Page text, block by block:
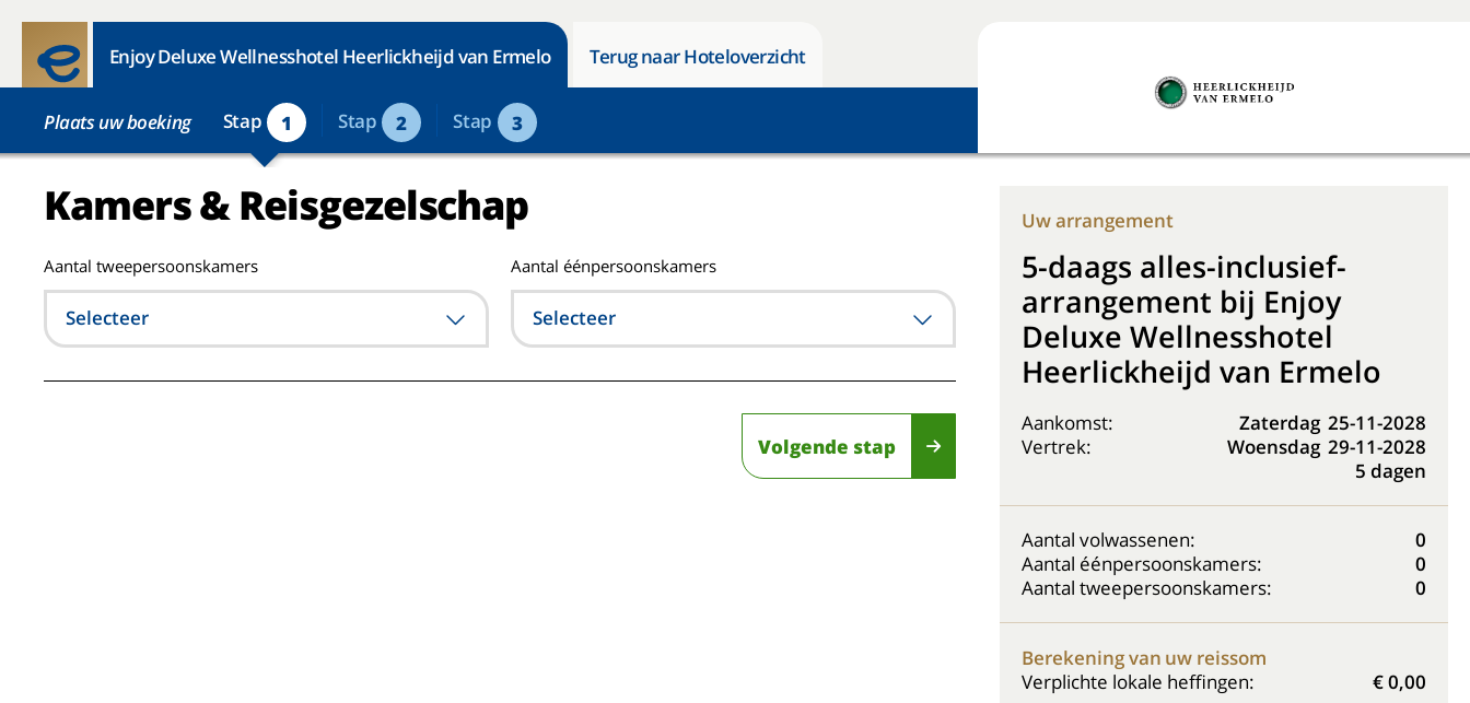
Enjoy Deluxe Wellnesshotel Heerlickheijd van Ermelo Terug naar Hoteloverzicht
Plaats uw boeking Stap 1 Stap 2 Stap 3
Kamers & Reisgezelschap
Aantal tweepersoonskamers
Selecteer
Aantal éénpersoonskamers
Selecteer
Volgende stap
Uw arrangement
5-daags alles-inclusief-
arrangement bij Enjoy
Deluxe Wellnesshotel
Heerlickheijd van Ermelo
Aankomst: Zaterdag 25-11-2028
Vertrek:
Woensdag 29-11-2028
5 dagen
Aantal volwassenen:
0
Aantal éénpersoonskamers:
0
Aantal tweepersoonskamers:
0
Berekening van uw reissom
Verplichte lokale heffingen:
€ 0,00